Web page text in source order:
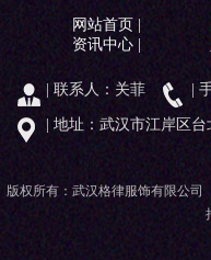
网站首页
资讯中心
| 联系人：关菲 |
| 地址：武汉市江岸区
版权所有：武汉格律服饰有限公